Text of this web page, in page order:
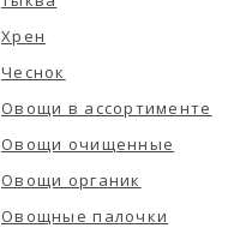
Хрен
Чеснок
Овощи в ассортименте
Овощи очищенные
Овощи органик
Овощные палочки